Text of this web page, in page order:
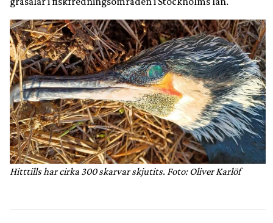
Hitttills har cirka 300 skarvar skjutits. Foto: Oliver Karlöf